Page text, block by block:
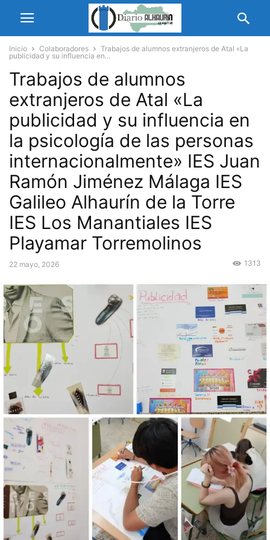
Inicio Colaboradores
Trabajos de alumnos extranjeros de Atal «La
publicidad y su influencia en...
Trabajos de alumnos
extranjeros de Atal «La
publicidad y su influencia en
la psicología de las personas
internacionalmente» IES Juan
Ramón Jiménez Málaga IES
Galileo Alhaurín de la Torre
IES Los Manantiales IES
Playamar Torremolinos
22 mayo, 2026 1313